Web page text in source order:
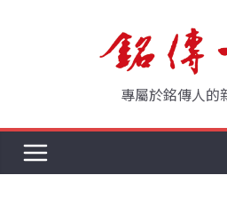
專屬於銘傳人的